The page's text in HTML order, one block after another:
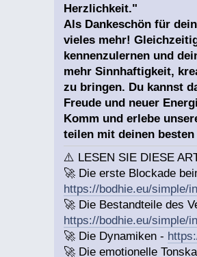
Herzlichkeit."
Als Dankeschön für
vieles mehr!
kennenzulernen und
mehr Sinnhaftigkeit,
zu bringen. Du kannst
Freude und neuer
Komm und erlebe
teilen mit deinen
⚠️ LESEN SIE DIESE
🚀 Die erste Blockade
https://bodhie.eu/simple/
🚀 Die Bestandteile des
https://bodhie.eu/simple/
🚀 Die Dynamiken -
🚀 Die emotionelle